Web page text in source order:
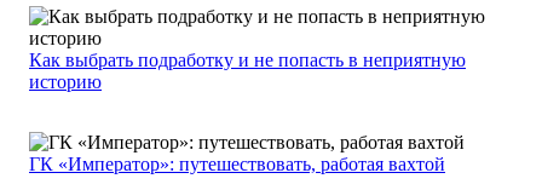
Как выбрать подработку и не попасть в неприятную
историю
ГК «Император»: путешествовать, работая вахтой